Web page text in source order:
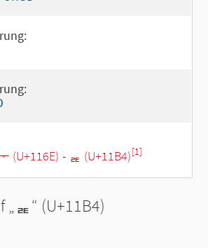
(U+116E) - ᆴ (U+11B4)[1]
„ᆴ“ (U+11B4)